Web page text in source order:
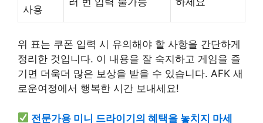
사용
위 표는 쿠폰 입력 시 유의해야 할 사항을 간단하게
정리한 것입니다. 이 내용을 잘 숙지하고 게임을 즐
기면 더욱더 많은 보상을 받을 수 있습니다. AFK 새
로운여정에서 행복한 시간 보내세요!
전문가용 미니 드라이기의 혜택을 놓치지 마세